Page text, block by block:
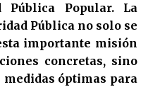
Pública Popular. La
Pública no solo se
importante misión
concretas, sino
óptimas para